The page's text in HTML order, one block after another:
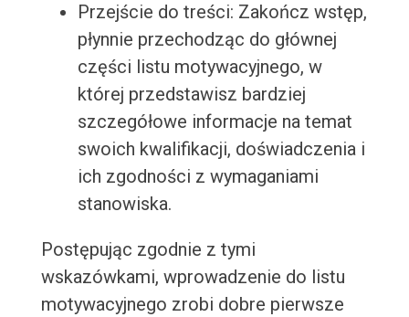
Przejście do treści: Zakończ wstęp,
płynnie przechodząc do głównej
części listu motywacyjnego, w
której przedstawisz bardziej
szczegółowe informacje na temat
swoich kwalifikacji, doświadczenia i
ich zgodności z wymaganiami
stanowiska.
Postępując zgodnie z tymi
wskazówkami, wprowadzenie do listu
motywacyjnego zrobi dobre pierwsze